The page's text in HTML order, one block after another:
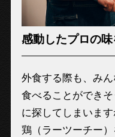
感動したプロの
外食する際も、み
食べることができ
に探してしまいま
鶏（ラーツーチー